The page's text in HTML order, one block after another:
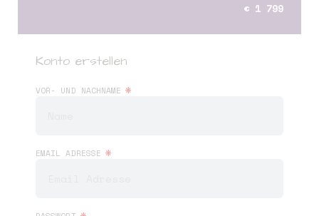
€ 1 799
Konto erstellen
VOR- UND NACHNAME*
EMAIL ADRESSE*